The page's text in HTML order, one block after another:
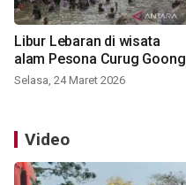
Libur Lebaran di wisata
alam Pesona Curug Goong
Selasa, 24 Maret 2026
Video